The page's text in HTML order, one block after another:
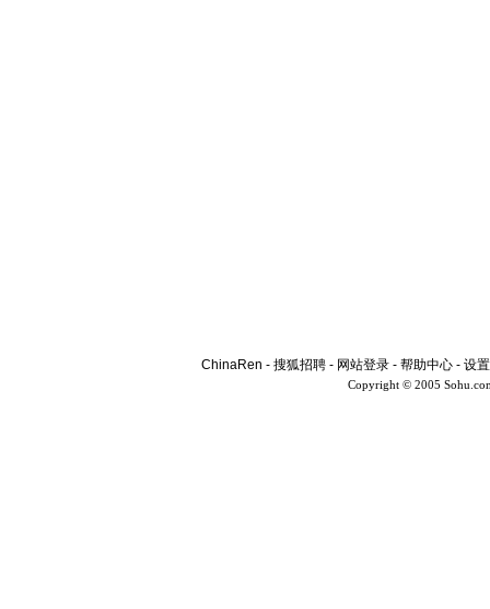
ChinaRen - 搜狐招聘 - 网站登录 - 帮助中心 - 设
Copyright © 2005